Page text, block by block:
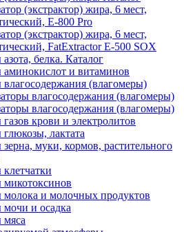
(экстрактор) жира, 6 мест,
E-800 Pro
(экстрактор) жира, 6 мест,
FatExtractor E-500 SOX
белка. Каталог
аминокислот и витаминов
(влагомеры)
влагосодержания (влагомеры)
влагосодержания (влагомеры)
крови и электролитов
лактата
муки, кормов, растительного
микотоксинов
молока и молочных продуктов
и осадка
мяса